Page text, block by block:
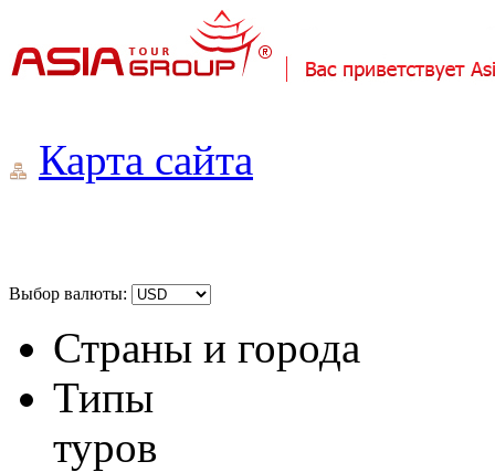
Карта сайта
Выбор валюты:
Страны и города
Типы
туров